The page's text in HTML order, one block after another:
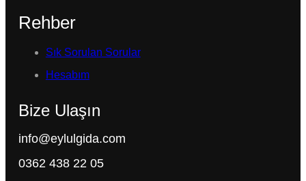
Rehber
Sık Sorulan Sorular
Hesabım
Bize Ulaşın
info@eylulgida.com
0362 438 22 05